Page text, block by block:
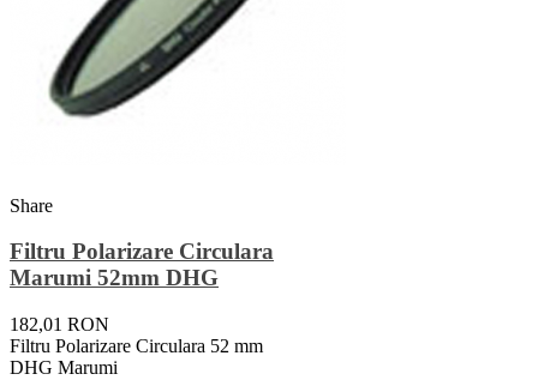
Share
Filtru Polarizare Circulara
Marumi 52mm DHG
182,01 RON
Filtru Polarizare Circulara 52 mm
DHG Marumi